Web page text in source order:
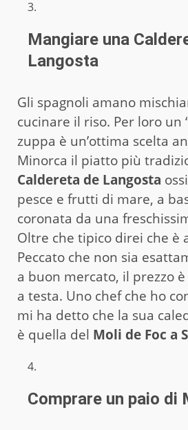
Mangiare una
Langosta
Gli spagnoli amano
cucinare il riso. Per loro un
zuppa è un’ottima scelta
Minorca il piatto più
Caldereta de Langosta
pesce e frutti di mare, a
coronata da una
Oltre che tipico direi che è
Peccato che non sia
a buon mercato, il prezzo
a testa. Uno chef che ho
mi ha detto che la sua
è quella del Moli de Foc a
Comprare un paio di